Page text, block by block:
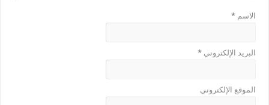
الاسم*
البريد الإلكتروني*
الموقع الإلكتروني